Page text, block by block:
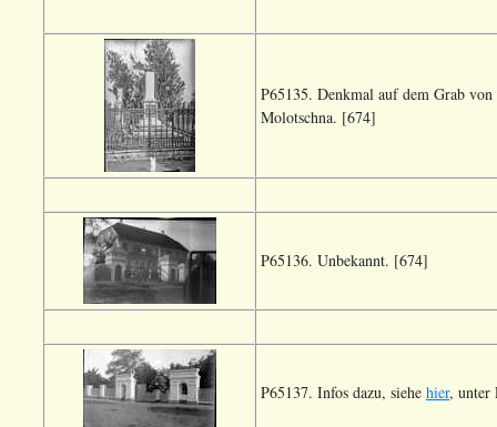
P65135. Denkmal auf dem Grab
Molotschna. [674]
P65136. Unbekannt. [674]
P65137. Infos dazu, siehe hier, unter